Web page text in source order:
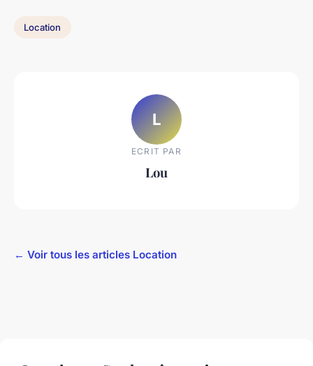
Location
L
ECRIT PAR
Lou
← Voir tous les articles Location